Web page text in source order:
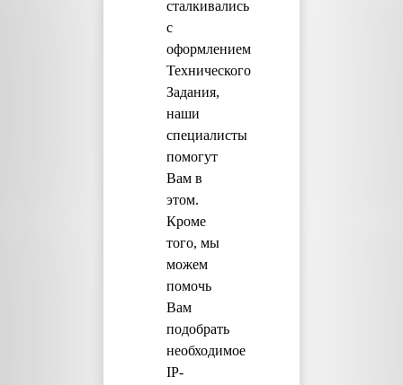
сталкивались
с
оформлением
Технического
Задания,
наши
специалисты
помогут
Вам в
этом.
Кроме
того, мы
можем
помочь
Вам
подобрать
необходимое
IP-